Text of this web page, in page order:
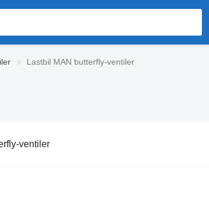
Lastbil MAN butterfly-ventiler
ventiler